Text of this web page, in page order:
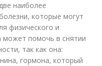
наиболее
которые могут
физического и
может помочь в снятии
так как она:
гормона, который